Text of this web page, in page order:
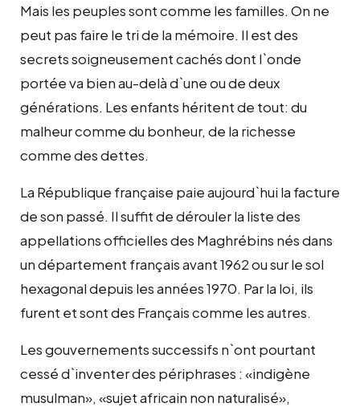
Mais les peuples sont comme les familles. On ne
peut pas faire le tri de la mémoire. Il est des
secrets soigneusement cachés dont l`onde
portée va bien au-delà d`une ou de deux
générations. Les enfants héritent de tout: du
malheur comme du bonheur, de la richesse
comme des dettes.
La République française paie aujourd`hui la facture
de son passé. Il suffit de dérouler la liste des
appellations officielles des Maghrébins nés dans
un département français avant 1962 ou sur le sol
hexagonal depuis les années 1970. Par la loi, ils
furent et sont des Français comme les autres.
Les gouvernements successifs n`ont pourtant
cessé d`inventer des périphrases : «indigène
musulman», «sujet africain non naturalisé»,